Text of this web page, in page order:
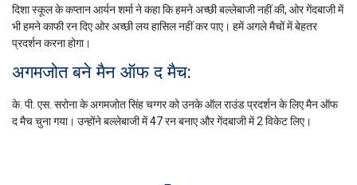
दिशा स्कूल के कप्तान आर्यन शर्मा ने कहा कि हमने अच्छी बल्लेबाजी नहीं की, ओर गेंदबाजी में
भी हमने काफी रन दिए ओर अच्छी लय हासिल नहीं कर पाए। हमें अगले मैचों में बेहतर
प्रदर्शन करना होगा।
अगमजोत बने मैन ऑफ द मैच:
के. पी. एस. सरोना के अगमजोत सिंह चग्गर को उनके ऑल राउंड प्रदर्शन के लिए मैन ऑफ
द मैच चुना गया। उन्होंने बल्लेबाजी में 47 रन बनाए और गेंदबाजी में 2 विकेट लिए।